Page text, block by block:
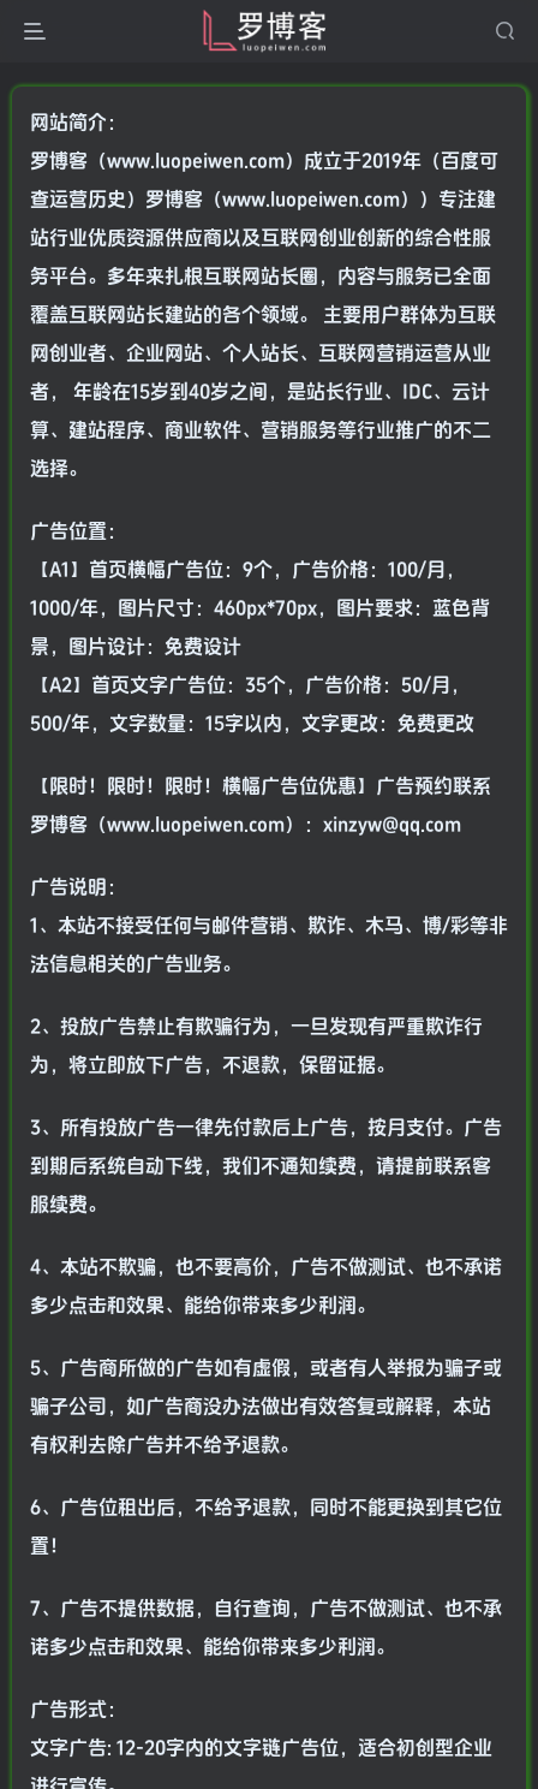
网站简介：
罗博客（www.luopeiwen.com）成立于2019年（百度可
查运营历史）罗博客（www.luopeiwen.com））专注建
站行业优质资源供应商以及互联网创业创新的综合性服
务平台。多年来扎根互联网站长圈，内容与服务已全面
覆盖互联网站长建站的各个领域。 主要用户群体为互联
网创业者、企业网站、个人站长、互联网营销运营从业
者， 年龄在15岁到40岁之间，是站长行业、IDC、云计
算、建站程序、商业软件、营销服务等行业推广的不二
选择。
广告位置：
【A1】首页横幅广告位：9个，广告价格：100/月，
1000/年，图片尺寸：460px*70px，图片要求：蓝色背
景，图片设计：免费设计
【A2】首页文字广告位：35个，广告价格：50/月，
500/年，文字数量：15字以内，文字更改：免费更改
【限时！限时！限时！横幅广告位优惠】广告预约联系
罗博客（www.luopeiwen.com）：xinzyw@qq.com
广告说明：
1、本站不接受任何与邮件营销、欺诈、木马、博/彩等非
法信息相关的广告业务。
2、投放广告禁止有欺骗行为，一旦发现有严重欺诈行
为，将立即放下广告，不退款，保留证据。
3、所有投放广告一律先付款后上广告，按月支付。广告
到期后系统自动下线，我们不通知续费，请提前联系客
服续费。
4、本站不欺骗，也不要高价，广告不做测试、也不承诺
多少点击和效果、能给你带来多少利润。
5、广告商所做的广告如有虚假，或者有人举报为骗子或
骗子公司，如广告商没办法做出有效答复或解释，本站
有权利去除广告并不给予退款。
6、广告位租出后，不给予退款，同时不能更换到其它位
置！
7、广告不提供数据，自行查询，广告不做测试、也不承
诺多少点击和效果、能给你带来多少利润。
广告形式：
文字广告: 12-20字内的文字链广告位，适合初创型企业